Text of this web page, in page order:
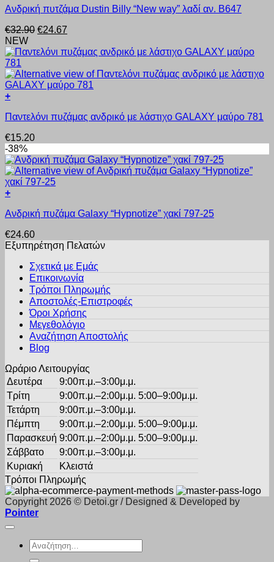
επιλεγούν
σελίδα
του
προϊόντος
το
έχει
πολλαπλές
παραλλαγές.
Οι
επιλογές
μπορούν
να
στη
του
προϊόντος
Ανδρική πυτζάμα Dustin Billy “New way” λαδί αν. B647
€32.90 Original
was:
€24.67
τιμή
€24.67.
NEW
+
το
έχει
πολλαπλές
παραλλαγές.
Οι
επιλογές
μπορούν
επιλεγούν
σελίδα
του
προϊόντος
Παντελόνι πυζάμας ανδρικό με λάστιχο GALAXY μαύρο 781
€15.20
-38%
+
το
έχει
πολλαπλές
επιλογές
μπορούν
επιλεγούν
σελίδα
Ανδρική πυζάμα Galaxy “Hypnotize” χακί 797-25
€24.60
Εξυπηρέτηση Πελατών
Σχετικά με Εμάς
Επικοινωνία
Τρόποι Πληρωμής
Αποστολές-Επιστροφές
Όροι Χρήσης
Μεγεθολόγιο
Αναζήτηση Αποστολής
Blog
Ωράριο Λειτουργίας
Δευτέρα
9:00π.μ.–3:00μ.μ.
Τρίτη
9:00π.μ.–2:00μ.μ. 5:00–9:00μ.μ.
Τετάρτη
9:00π.μ.–3:00μ.μ.
Πέμπτη
9:00π.μ.–2:00μ.μ. 5:00–9:00μ.μ.
Παρασκευή 9:00π.μ.–2:00μ.μ. 5:00–9:00μ.μ.
Σάββατο
9:00π.μ.–3:00μ.μ.
Κυριακή
Κλειστά
Τρόποι Πληρωμής
Copyright 2026 © Detoi.gr / Designed & Developed by
Pointer
Αναζήτηση
για: